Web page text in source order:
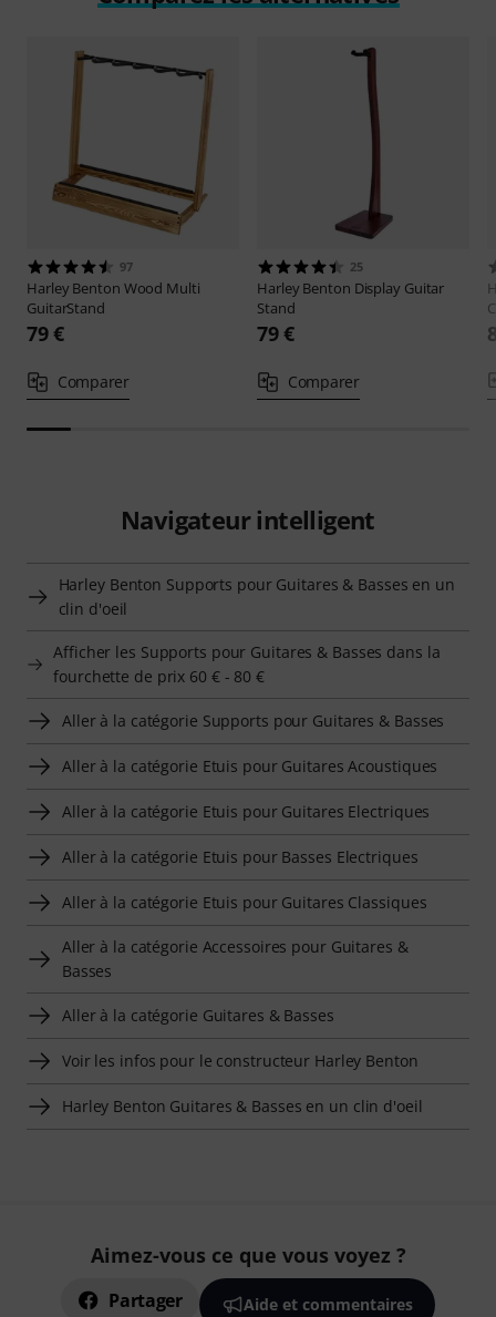
97
Harley Benton Wood Multi
GuitarStand
79 €
Comparer
25
Harley Benton Display Guitar
Stand
79 €
Comparer
Navigateur intelligent
Harley Benton Supports pour Guitares & Basses en un
clin d'oeil
Afficher les Supports pour Guitares & Basses dans la
fourchette de prix 60 € - 80 €
Aller à la catégorie Supports pour Guitares & Basses
Aller à la catégorie Etuis pour Guitares Acoustiques
Aller à la catégorie Etuis pour Guitares Electriques
Aller à la catégorie Etuis pour Basses Electriques
Aller à la catégorie Etuis pour Guitares Classiques
Aller à la catégorie Accessoires pour Guitares &
Basses
Aller à la catégorie Guitares & Basses
Voir les infos pour le constructeur Harley Benton
Harley Benton Guitares & Basses en un clin d'oeil
Aimez-vous ce que vous voyez ?
Partager Aide et commentaires